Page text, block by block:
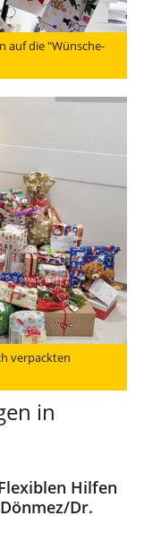
auf die "Wünsche-
verpackten
in
Hilfen
Dr.